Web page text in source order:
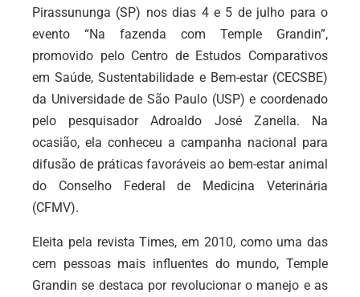
Pirassununga (SP) nos dias 4 e 5 de julho para o
evento “Na fazenda com Temple Grandin”,
promovido pelo Centro de Estudos Comparativos
em Saúde, Sustentabilidade e Bem-estar (CECSBE)
da Universidade de São Paulo (USP) e coordenado
pelo pesquisador Adroaldo José Zanella. Na
ocasião, ela conheceu a campanha nacional para
difusão de práticas favoráveis ao bem-estar animal
do Conselho Federal de Medicina Veterinária
(CFMV).
Eleita pela revista Times, em 2010, como uma das
cem pessoas mais influentes do mundo, Temple
Grandin se destaca por revolucionar o manejo e as